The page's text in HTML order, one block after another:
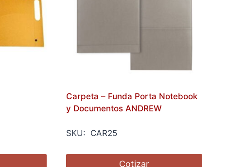
Carpeta – Funda Porta Notebook
y Documentos ANDREW
SKU: CAR25
Cotizar